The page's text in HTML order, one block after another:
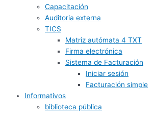
Capacitación
Auditoria externa
TICS
Matriz autómata 4 TXT
Firma electrónica
Sistema de Facturación
Iniciar sesión
Facturación simple
Informativos
biblioteca pública